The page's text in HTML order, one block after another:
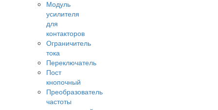
Модуль
усилителя
для
контакторов
Ограничитель
тока
Переключатель
Пост
кнопочный
Преобразователь
частоты